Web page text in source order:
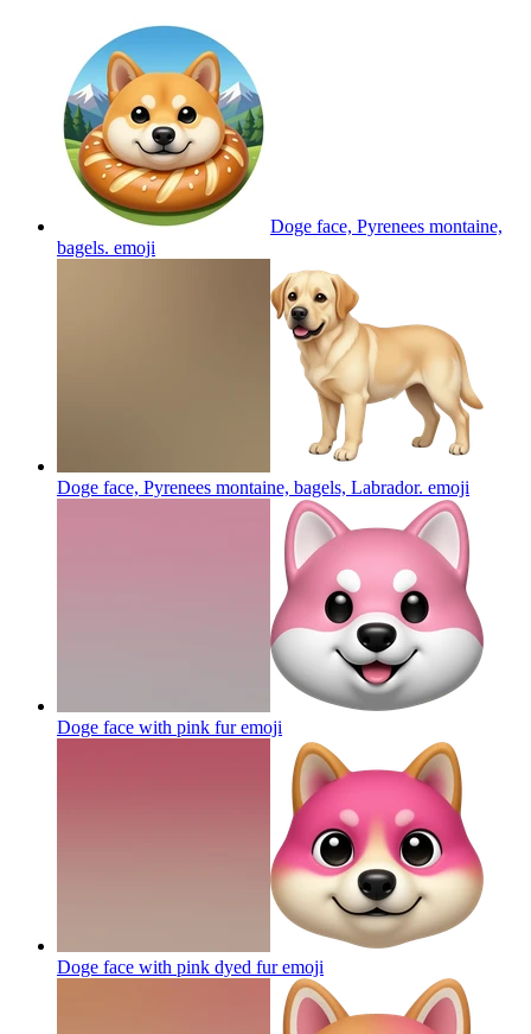
Doge face, Pyrenees montaine,
bagels. emoji
Doge face, Pyrenees montaine, bagels, Labrador. emoji
Doge face with pink furemoji
Doge face with pink dyed furemoji